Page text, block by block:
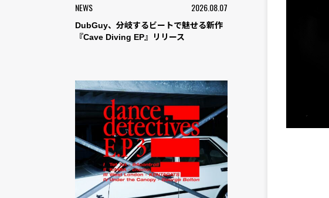
NEWS 2026.08.07
DubGuy、分岐するビートで魅せる新作
『Cave Diving EP』リリース